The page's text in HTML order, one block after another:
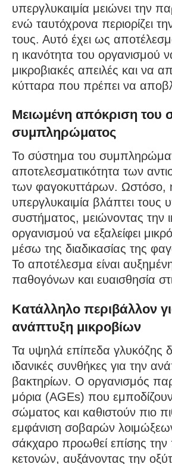
υπεργλυκαιμία μειώνει την
ενώ ταυτόχρονα περιορίζει
τους. Αυτό έχει ως
η ικανότητα του οργανισμού
μικροβιακές απειλές και να
κύτταρα που πρέπει να
Μειωμένη απόκριση του
συμπληρώματος
Το σύστημα του
αποτελεσματικότητα των
των φαγοκυττάρων. Ωστόσο,
υπεργλυκαιμία βλάπτει τους
συστήματος, μειώνοντας την
οργανισμού να εξαλείφει
μέσω της διαδικασίας της
Το αποτέλεσμα είναι
παθογόνων και ευαισθησία
Κατάλληλο περιβάλλον
ανάπτυξη μικροβίων
Τα υψηλά επίπεδα γλυκόζης
ιδανικές συνθήκες για την
βακτηρίων. Ο οργανισμός
μόρια (AGEs) που
σώματος και καθιστούν πιο
εμφάνιση σοβαρών
σάκχαρο προωθεί επίσης
κετονών, αυξάνοντας την